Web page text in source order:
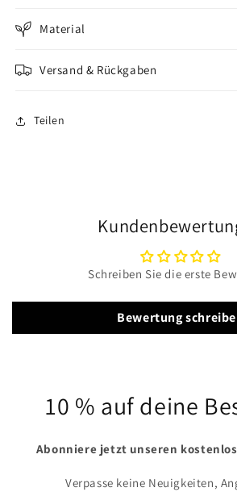
Material
Versand & Rückgaben
Teilen
Schreiben Sie die erste
Bewertung
10 % auf deine
Abonniere jetzt unseren
Verpasse keine Neuigkeiten,